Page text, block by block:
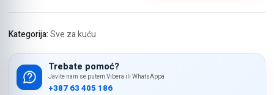
količina
Kategorija:Sve za kuću
Trebate pomoć?
Javite nam se putem Vibera ili WhatsAppa
+387 63 405 186